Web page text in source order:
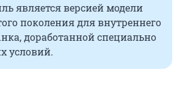
является версией модели
поколения для внутреннего
доработанной специально
условий.